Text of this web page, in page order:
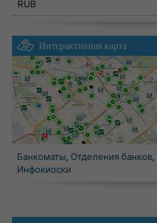
RUB
Интерактивная карта
Банкоматы, Отделения банков,
Инфокиоски